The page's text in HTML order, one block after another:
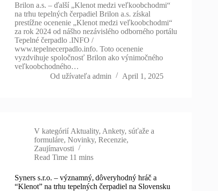
Brilon a.s. – ďalší „Klenot medzi veľkoobchodmi“
na trhu tepelných čerpadiel Brilon a.s. získal
prestížne ocenenie „Klenot medzi veľkoobchodmi“
za rok 2024 od nášho nezávislého odborného portálu
Tepelné čerpadlo .INFO /
www.tepelnecerpadlo.info. Toto ocenenie
vyzdvihuje spoločnosť Brilon ako výnimočného
veľkoobchodného…
Od užívateľa admin April 1, 2025
V kategórií Aktuality, Ankety, súťaže a
formuláre, Novinky, Recenzie,
Zaujímavosti
Read Time 11 mins
Syners s.r.o. – významný, dôveryhodný hráč a
“Klenot” na trhu tepelných čerpadiel na Slovensku